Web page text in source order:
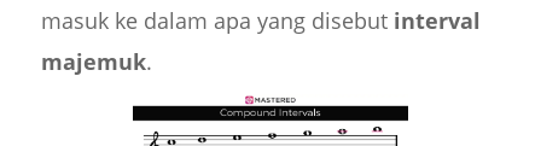
masuk ke dalam apa yang disebut interval
majemuk.